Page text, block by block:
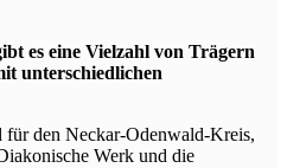
es eine Vielzahl von Trägern
unterschiedlichen
für den Neckar-Odenwald-Kreis,
Werk und die